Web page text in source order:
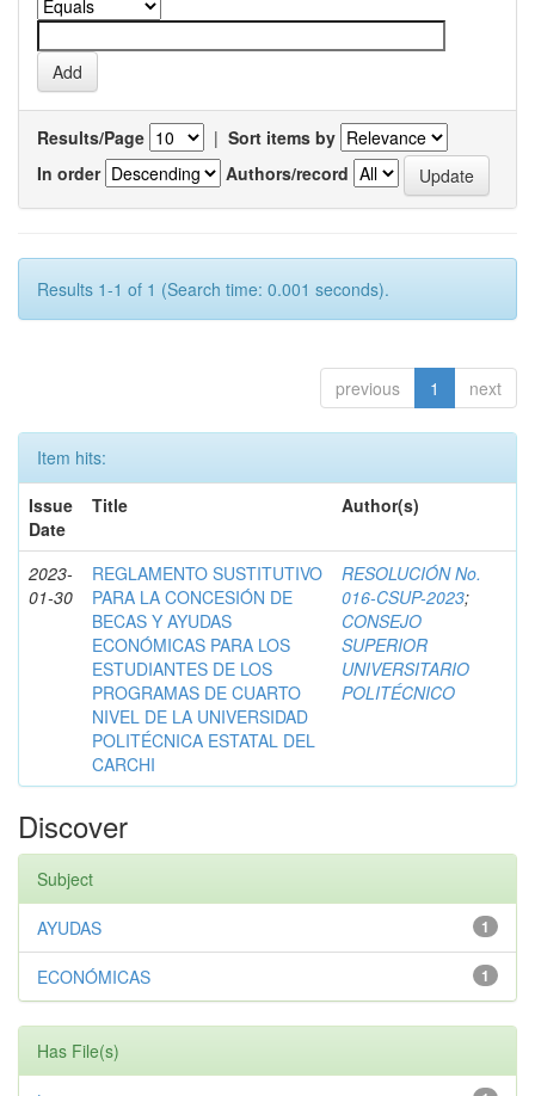
Results/Page | Sort items by
In order
Authors/record
Results 1-1 of 1 (Search time: 0.001 seconds).
previous 1 next
Item hits:
Issue
Date
Title Author(s)
2023-
01-30
REGLAMENTO SUSTITUTIVO
PARA LA CONCESIÓN DE
BECAS Y AYUDAS
ECONÓMICAS PARA LOS
ESTUDIANTES DE LOS
PROGRAMAS DE CUARTO
NIVEL DE LA UNIVERSIDAD
POLITÉCNICA ESTATAL DEL
CARCHI
RESOLUCIÓN No.
016-CSUP-2023;
CONSEJO
SUPERIOR
UNIVERSITARIO
POLITÉCNICO
Discover
Subject
1
AYUDAS
1
ECONÓMICAS
Has File(s)